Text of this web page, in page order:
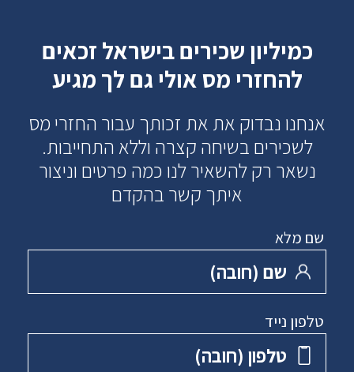
כמיליון שכירים בישראל זכאים
להחזרי מס אולי גם לך מגיע
אנחנו נבדוק את את זכותך עבור החזרי מס
לשכירים בשיחה קצרה וללא התחייבות.
נשאר רק להשאיר לנו כמה פרטים וניצור
איתך קשר בהקדם
שם מלא
שם ‏(חובה)
טלפון נייד
טלפון ‏(חובה)